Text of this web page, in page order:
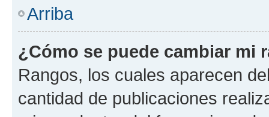
Arriba
¿Cómo se puede cambiar mi
Rangos, los cuales aparecen
cantidad de publicaciones